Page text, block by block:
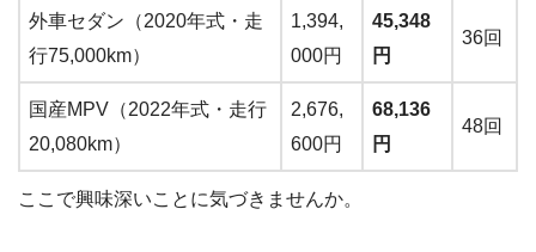
外車セダン（2020年式・走
行75,000km）
1,394,
000円
45,348
円
36回
国産MPV（2022年式・走行
20,080km）
2,676,
600円
68,136
円
48回
ここで興味深いことに気づきませんか。